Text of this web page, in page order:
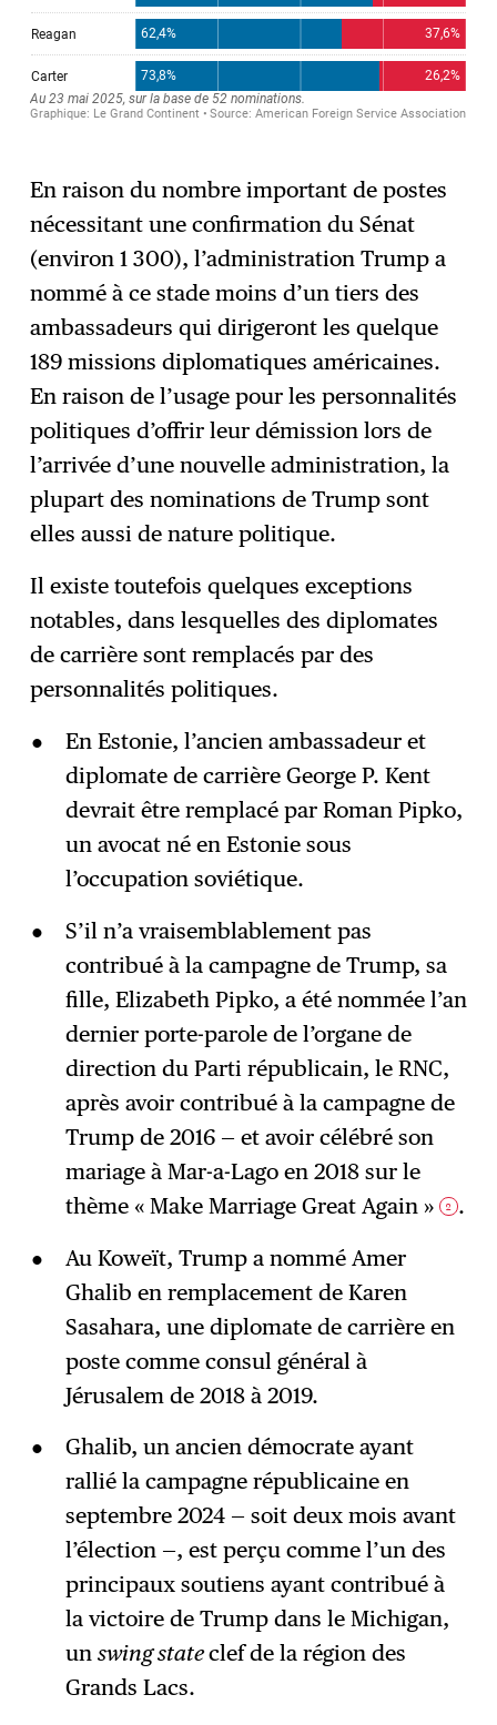
En raison du nombre important de postes
nécessitant une confirmation du Sénat
(environ 1 300), l’administration Trump a
nommé à ce stade moins d’un tiers des
ambassadeurs qui dirigeront les quelque
189 missions diplomatiques américaines.
En raison de l’usage pour les personnalités
politiques d’offrir leur démission lors de
l’arrivée d’une nouvelle administration, la
plupart des nominations de Trump sont
elles aussi de nature politique.
Il existe toutefois quelques exceptions
notables, dans lesquelles des diplomates
de carrière sont remplacés par des
personnalités politiques.
En Estonie, l’ancien ambassadeur et
diplomate de carrière George P. Kent
devrait être remplacé par Roman Pipko,
un avocat né en Estonie sous
l’occupation soviétique.
S’il n’a vraisemblablement pas
contribué à la campagne de Trump, sa
fille, Elizabeth Pipko, a été nommée l’an
dernier porte-parole de l’organe de
direction du Parti républicain, le RNC,
après avoir contribué à la campagne de
Trump de 2016 — et avoir célébré son
mariage à Mar-a-Lago en 2018 sur le
thème « Make Marriage Great Again »
2 .
Au Koweït, Trump a nommé Amer
Ghalib en remplacement de Karen
Sasahara, une diplomate de carrière en
poste comme consul général à
Jérusalem de 2018 à 2019.
Ghalib, un ancien démocrate ayant
rallié la campagne républicaine en
septembre 2024 — soit deux mois avant
l’élection —, est perçu comme l’un des
principaux soutiens ayant contribué à
la victoire de Trump dans le Michigan,
un swing stateclef de la région des
Grands Lacs.